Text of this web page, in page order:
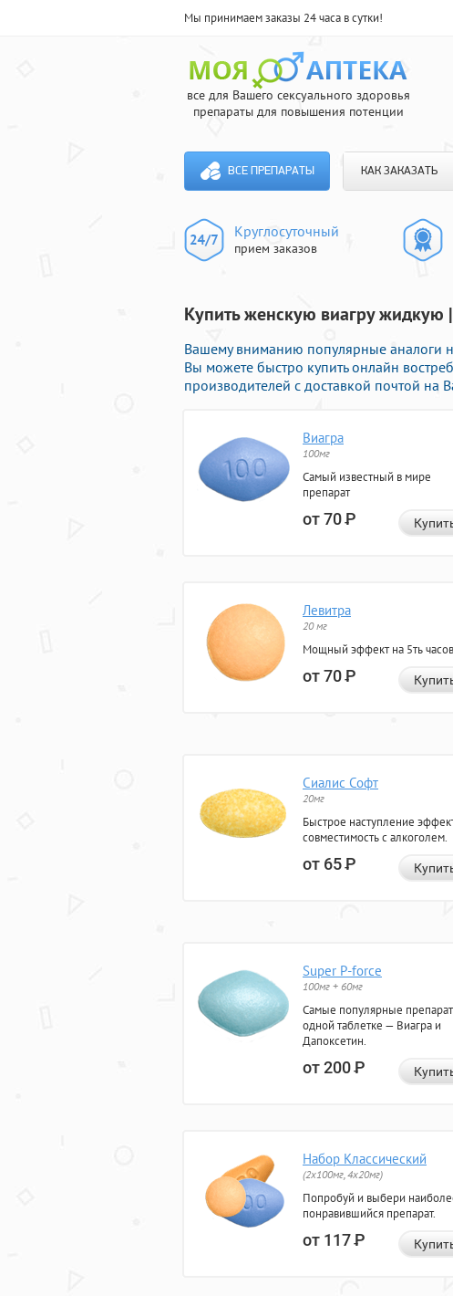
Мы принимаем заказы 24 часа в сутки!
все для Вашего сексуального здоровья
препараты для повышения потенции
ВСЕ ПРЕПАРАТЫ КАК ЗАКАЗАТЬ
Круглосуточный
прием заказов
Купить женскую виагру жидкую
Вашему вниманию популярные аналоги
Вы можете быстро купить онлайн
производителей с доставкой почтой на
Виагра
100мг
Самый известный в мире
препарат
от 70Р
Левитра
20 мг
Мощный эффект на 5ть
от 70Р
Сиалис Софт
20мг
Быстрое наступление
совместимость с алкоголем.
от 65Р
Super P-force
100мг + 60мг
Самые популярные
одной таблетке — Виагра и
Дапоксетин.
от 200Р
Набор Классический
(2x100мг, 4x20мг)
Попробуй и выбери
понравившийся препарат.
от 117Р